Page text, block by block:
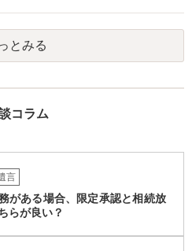
を回答されるので、裁判まではしな
ので、私は支払いませんと伝える あ
とみる
コラム
言
がある場合、限定承認と相続放
らが良い？